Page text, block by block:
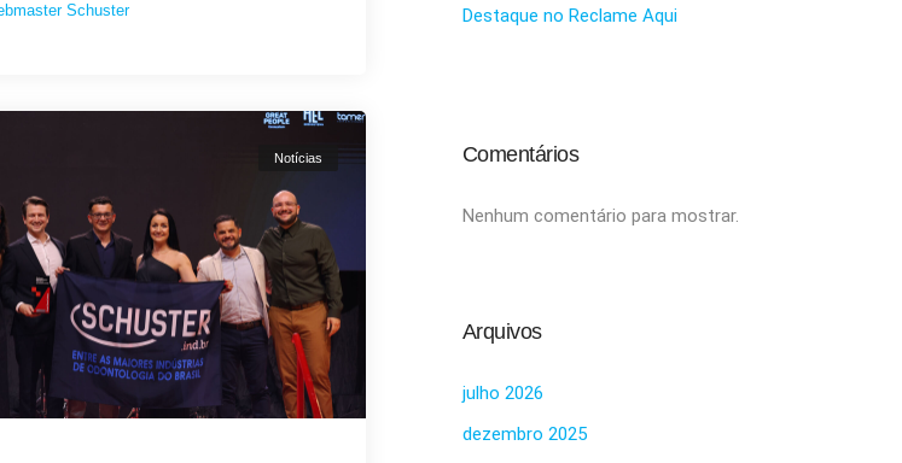
Schuster
Notícias
Destaque no Reclame Aqui
Comentários
Nenhum comentário para mostrar.
Arquivos
julho 2026
dezembro 2025